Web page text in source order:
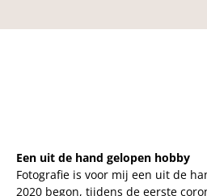
Een uit de hand gelopen hobby
Fotografie is voor mij een uit de
2020 begon, tijdens de eerste